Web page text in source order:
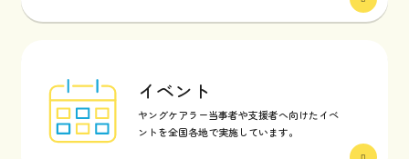
イベント
ヤングケアラー当事者や支援者へ向けたイベ
ントを全国各地で実施しています。